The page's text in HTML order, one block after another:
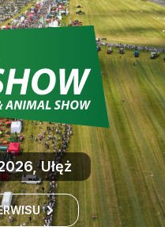
Ułęż